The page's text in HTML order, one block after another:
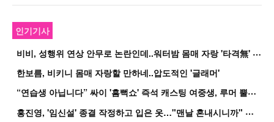
인기기사
비
비, 성행위 연상 안무로 논란인데..워터밤 몸매 자랑 '타격無' 근황
한보름, 비키니 몸매 자랑할 만하네..압도적인 '글래머'
“
연습생 아닙니다” 싸이 '흠뻑쇼' 즉석 캐스팅 여중생, 루머 뿔났다[Oh!쎈 이...
홍
진영, '임신설' 종결 작정하고 입은 옷…"맨날 혼내시니까" 억울